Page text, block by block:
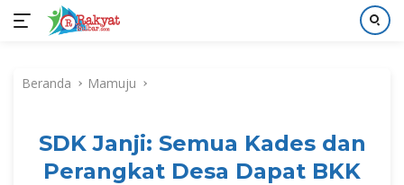
kontenBeranda Mamuju
SDK Janji: Semua Kades dan
Perangkat Desa Dapat BKK